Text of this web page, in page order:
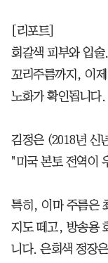
[리포트]
회갈색 피부와 입
꼬리주름까지, 이
노화가 확인됩니다.
김정은 (2018년 신
"미국 본토 전역이
특히, 이마 주름은
지도 떼고, 방송용
니다. 은회색 정장